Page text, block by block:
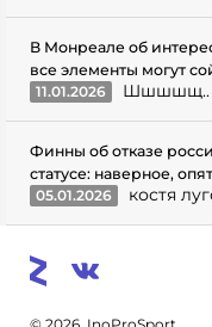
В Монреале об
все элементы могут
11.01.2026
Шшшшщ..
Финны об отказе
статусе: наверное,
05.01.2026
костя
© 2026. InoProSport